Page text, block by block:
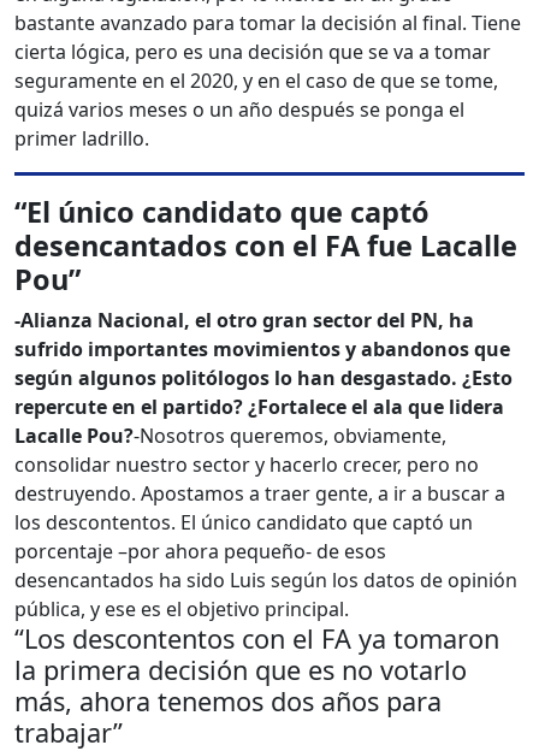
bastante avanzado para tomar la decisión al final. Tiene
cierta lógica, pero es una decisión que se va a tomar
seguramente en el 2020, y en el caso de que se tome,
quizá varios meses o un año después se ponga el
primer ladrillo.
“El único candidato que captó
desencantados con el FA fue Lacalle
Pou”
-Alianza Nacional, el otro gran sector del PN, ha
sufrido importantes movimientos y abandonos que
según algunos politólogos lo han desgastado. ¿Esto
repercute en el partido? ¿Fortalece el ala que lidera
Lacalle Pou?-Nosotros queremos, obviamente,
consolidar nuestro sector y hacerlo crecer, pero no
destruyendo. Apostamos a traer gente, a ir a buscar a
los descontentos. El único candidato que captó un
porcentaje –por ahora pequeño- de esos
desencantados ha sido Luis según los datos de opinión
pública, y ese es el objetivo principal.
“Los descontentos con el FA ya tomaron
la primera decisión que es no votarlo
más, ahora tenemos dos años para
trabajar”